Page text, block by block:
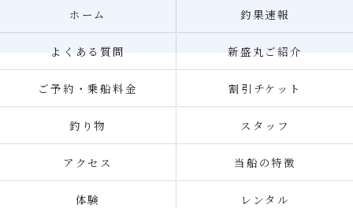
ホーム 釣果速報
よくある質問 新盛丸ご紹介
ご予約・乗船料金 割引チケット
釣り物 スタッフ
アクセス 当船の特徴
体験 レンタル